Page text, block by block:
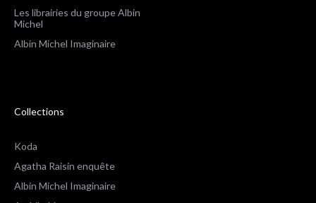
Les librairies du groupe Albin
Michel
Albin Michel Imaginaire
Collections
Koda
Agatha Raisin enquête
Albin Michel Imaginaire